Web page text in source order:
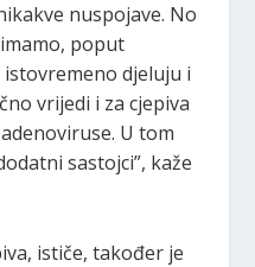
nuspojave. No
poput
djeluju i
vrijedi i za cjepiva
U tom
sastojci”, kaže
ističe, također je